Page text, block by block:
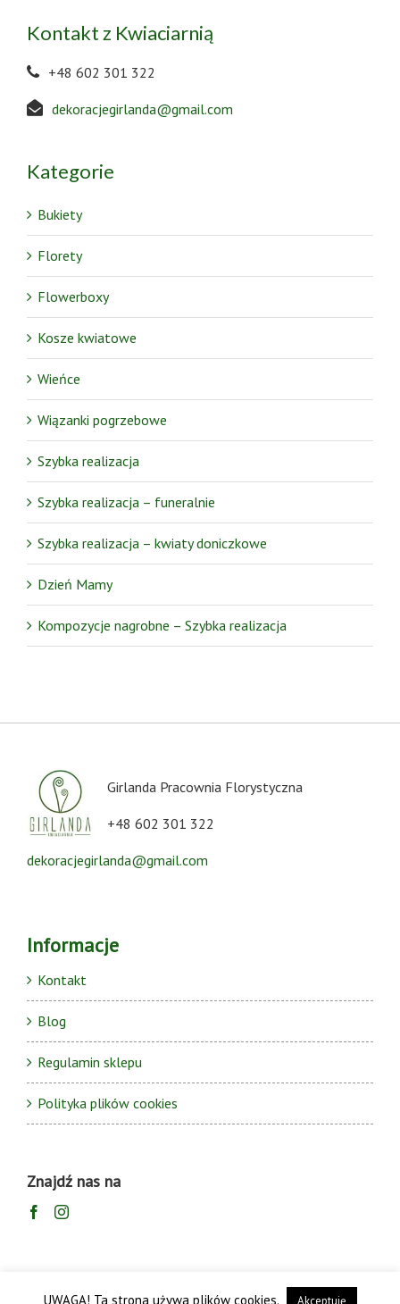
Kontakt z Kwiaciarnią
+48 602 301 322
dekoracjegirlanda@gmail.com
Kategorie
Bukiety
Florety
Flowerboxy
Kosze kwiatowe
Wieńce
Wiązanki pogrzebowe
Szybka realizacja
Szybka realizacja – funeralnie
Szybka realizacja – kwiaty doniczkowe
Dzień Mamy
Kompozycje nagrobne – Szybka realizacja
Girlanda Pracownia Florystyczna
+48 602 301 322
dekoracjegirlanda@gmail.com
Informacje
Kontakt
Blog
Regulamin sklepu
Polityka plików cookies
Znajdź nas na
UWAGA! Ta strona używa plików cookies. Akceptuję